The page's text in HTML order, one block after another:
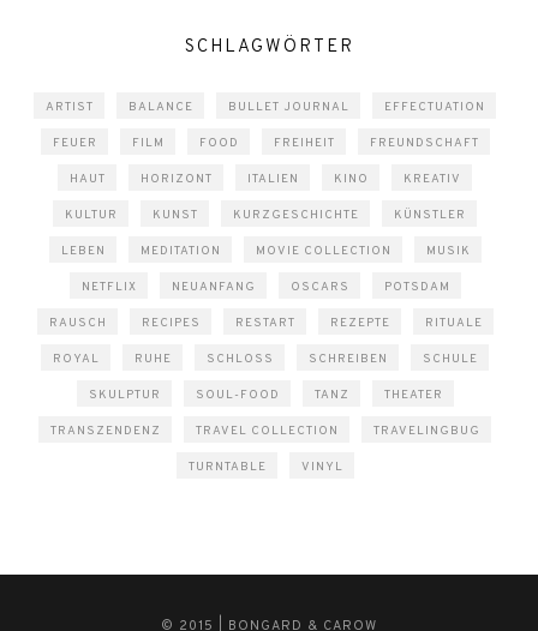
SCHLAGWÖRTER
ARTIST BALANCE BULLET JOURNAL EFFECTUATION
FEUER FILM FOOD FREIHEIT FREUNDSCHAFT
HAUT HORIZONT ITALIEN KINO KREATIV
KULTUR KUNST KURZGESCHICHTE KÜNSTLER
LEBEN MEDITATION MOVIE COLLECTION MUSIK
NETFLIX NEUANFANG OSCARS POTSDAM
RAUSCH RECIPES RESTART REZEPTE RITUALE
ROYAL RUHE SCHLOSS SCHREIBEN SCHULE
SKULPTUR SOUL-FOOD TANZ THEATER
TRANSZENDENZ TRAVEL COLLECTION TRAVELINGBUG
TURNTABLE VINYL
© 2015 | BONGARD & CAROW